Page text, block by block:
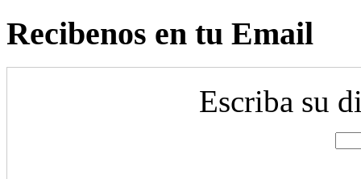
Recibenos en tu Email
Escriba su